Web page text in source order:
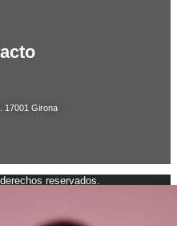
17001 Girona
reservados.